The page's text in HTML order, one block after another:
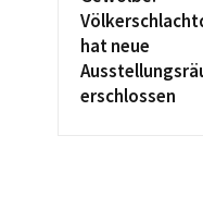
hat neue
erschlossen